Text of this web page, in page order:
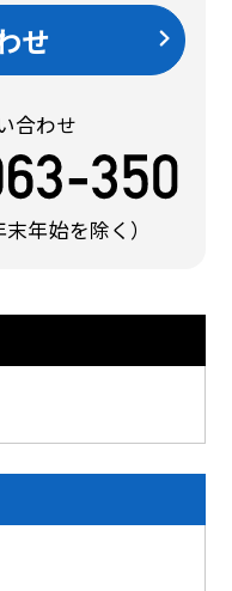
せ
合わせ
末年始を除く）